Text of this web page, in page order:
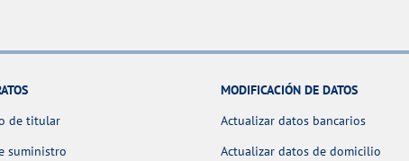
de titular
suministro
MODIFICACIÓN DE DATOS
Actualizar datos bancarios
Actualizar datos de domicilio